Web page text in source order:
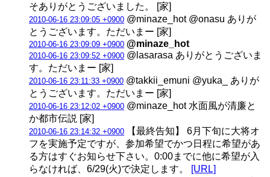
そありがとうございました。 [家]
2010-06-16 23:09:05 +0900 @minaze_hot @onasu ありが
とうございます。ただいまー [家]
2010-06-16 23:09:09 +0900 @minaze_hot
2010-06-16 23:09:52 +0900 @lasarasa ありがとうございま
す。ただいまー [家]
2010-06-16 23:11:33 +0900 @takkii_emuni @yuka_ ありが
とうございます。ただいまー [家]
2010-06-16 23:12:02 +0900 @minaze_hot 水面風が清廉と
か都市伝説 [家]
2010-06-16 23:14:32 +0900 【最終告知】 6月下旬に大将オ
フを実施予定ですが、参加希望でかつ日程に希望があ
る方はすぐお知らせ下さい。0:00までに他に希望が入
らなければ、6/29(火)で決定します。
[URL]